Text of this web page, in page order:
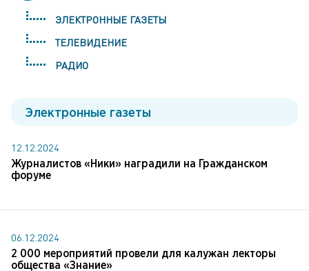
ЭЛЕКТРОННЫЕ ГАЗЕТЫ
ТЕЛЕВИДЕНИЕ
РАДИО
Электронные газеты
12.12.2024
Журналистов «Ники» наградили на Гражданском
форуме
06.12.2024
2 000 мероприятий провели для калужан лекторы
общества «Знание»